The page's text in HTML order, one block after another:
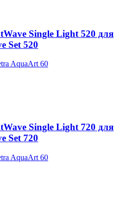
Single Light 520 для
Set 520
Single Light 720 для
Set 720